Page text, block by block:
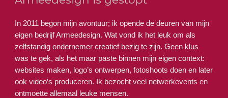
In 2011 begon mijn avontuur; ik opende de deuren van mijn
eigen bedrijf Armeedesign. Wat vond ik het leuk om als
zelfstandig ondernemer creatief bezig te zijn. Geen klus
was te gek, als het maar paste binnen mijn eigen context:
websites maken, logo’s ontwerpen, fotoshoots doen en later
ook video’s produceren. Ik bezocht veel netwerkevents en
ontmoette allemaal leuke mensen.